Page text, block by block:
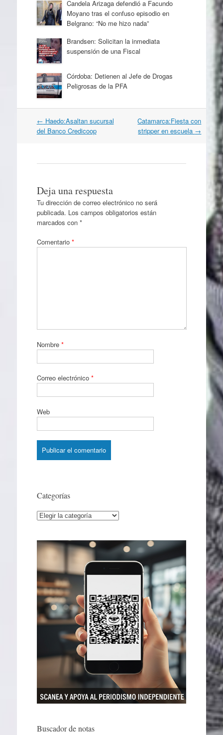
Candela Arizaga defendió a Facundo
Moyano tras el confuso episodio en
Belgrano: “No me hizo nada”
Brandsen: Solicitan la inmediata
suspensión de una Fiscal
Córdoba: Detienen al Jefe de Drogas
Peligrosas de la PFA
Navegación
por
← Haedo:Asaltan sucursal
del Banco Credicoop
Catamarca:Fiesta con
stripper en escuela →
Deja una respuesta
Tu dirección de correo electrónico no será
publicada. Los campos obligatorios están
marcados con *
Comentario *
Nombre *
Correo electrónico *
Web
Categorías
Categorías
Buscador de notas